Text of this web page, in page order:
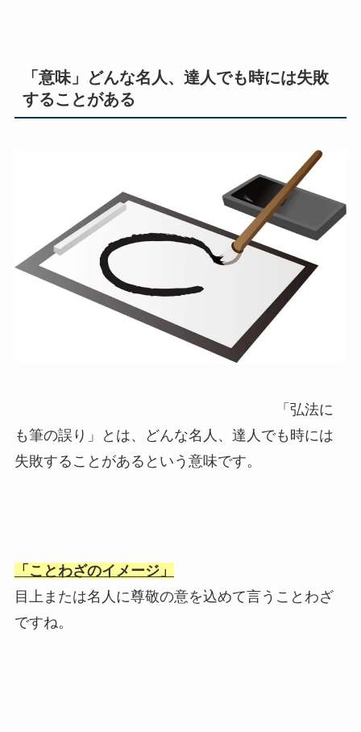
「意味」どんな名人、達人でも時には失敗
することがある
「弘法に
も筆の誤り」とは、どんな名人、達人でも時には
失敗することがあるという意味です。
「ことわざのイメージ」
目上または名人に尊敬の意を込めて言うことわざ
ですね。